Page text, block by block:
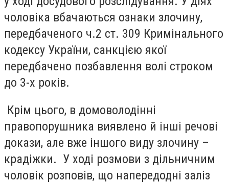
чоловіка вбачаються ознаки злочину,
передбаченого ч.2 ст. 309 Кримінального
кодексу України, санкцією якої
передбачено позбавлення волі строком
до 3-х років.
Крім цього, в домоволодінні
правопорушника виявлено й інші речові
докази, але вже іншого виду злочину –
крадіжки. У ході розмови з дільничним
чоловік розповів, що напередодні заліз